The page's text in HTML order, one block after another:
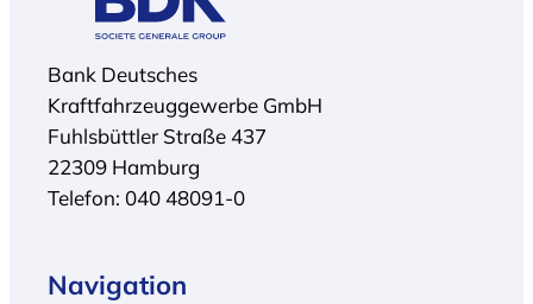
Bank Deutsches
Kraftfahrzeuggewerbe GmbH
Fuhlsbüttler Straße 437
22309 Hamburg
Telefon: 040 48091-0
Navigation